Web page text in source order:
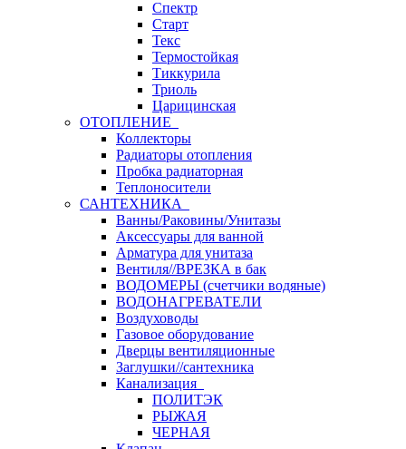
Спектр
Старт
Текс
Термостойкая
Тиккурила
Триоль
Царицинская
ОТОПЛЕНИЕ
Коллекторы
Радиаторы отопления
Пробка радиаторная
Теплоносители
САНТЕХНИКА
Ванны/Раковины/Унитазы
Аксессуары для ванной
Арматура для унитаза
Вентиля//ВРЕЗКА в бак
ВОДОМЕРЫ (счетчики водяные)
ВОДОНАГРЕВАТЕЛИ
Воздуховоды
Газовое оборудование
Дверцы вентиляционные
Заглушки//сантехника
Канализация
ПОЛИТЭК
РЫЖАЯ
ЧЕРНАЯ